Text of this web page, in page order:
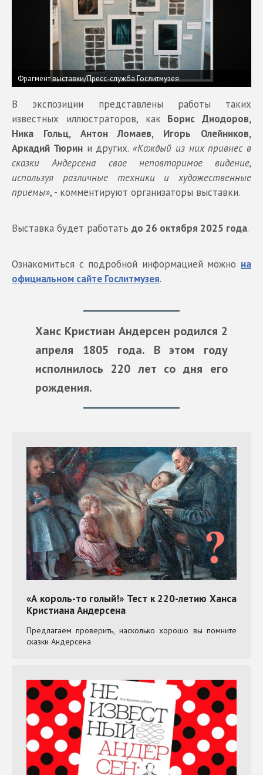
Фрагмент выставки/Пресс-служба Гослитмузея
В экспозиции представлены работы таких
известных иллюстраторов, как Борис Диодоров,
Ника Гольц, Антон Ломаев, Игорь Олейников,
Аркадий Тюрини других. «Каждый из них привнес в
сказки Андерсена свое неповторимое видение,
используя различные техники и художественные
приемы», - комментируют организаторы выставки.
Выставка будет работать до 26 октября 2025 года.
Ознакомиться с подробной информацией можно на
официальном сайте Гослитмузея.
Ханс Кристиан Андерсен родился 2
апреля 1805 года. В этом году
исполнилось 220 лет со дня его
рождения.